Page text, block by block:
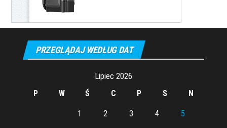
PRZEGLĄDAJ WEDŁUG DAT
Lipiec 2026
P
W Ś C P S N
1 2 3 4 5